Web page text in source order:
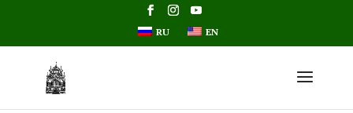
RU EN